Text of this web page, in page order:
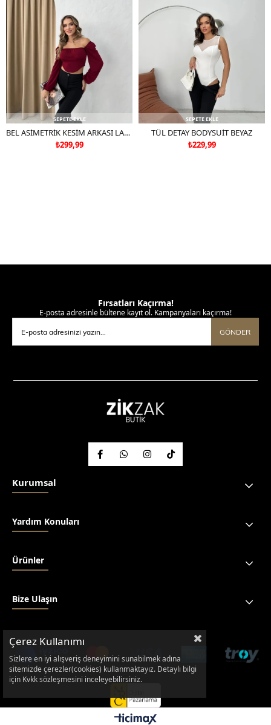
SEPETE EKLE
BEL ASİMETRİK KESİM ARKASI LASTİKLİ MADONNA YAKA SANDY BLUZ (RENGİ KIRMIZIDIR!!!!!!!!!!!!!!!!!!!!!!!!!!!)
₺299,99
SEPETE EKLE
TÜL DETAY BODYSUİT BEYAZ
₺229,99
Fırsatları Kaçırma!
E-posta adresinle bültene kayıt ol. Kampanyaları kaçırma!
GÖNDER
Kurumsal
Yardım Konuları
Ürünler
Bize Ulaşın
Çerez Kullanımı
Sizlere en iyi alışveriş deneyimini sunabilmek adına
sitemizde çerezler(cookies) kullanmaktayız. Detaylı bilgi
için Kvkk sözleşmesini inceleyebilirsiniz.